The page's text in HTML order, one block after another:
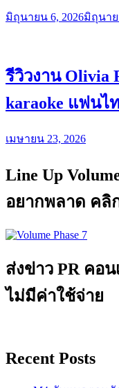
มิถุนายน 6, 2026มิถุนาย
รีวิวงาน Olivia
karaoke แฟนไ
เมษายน 23, 2026
Line Up
อยากพลาด คลิ
ส่งข่าว PR คอน
ไม่มีค่าใช้จ่าย
Recent Posts